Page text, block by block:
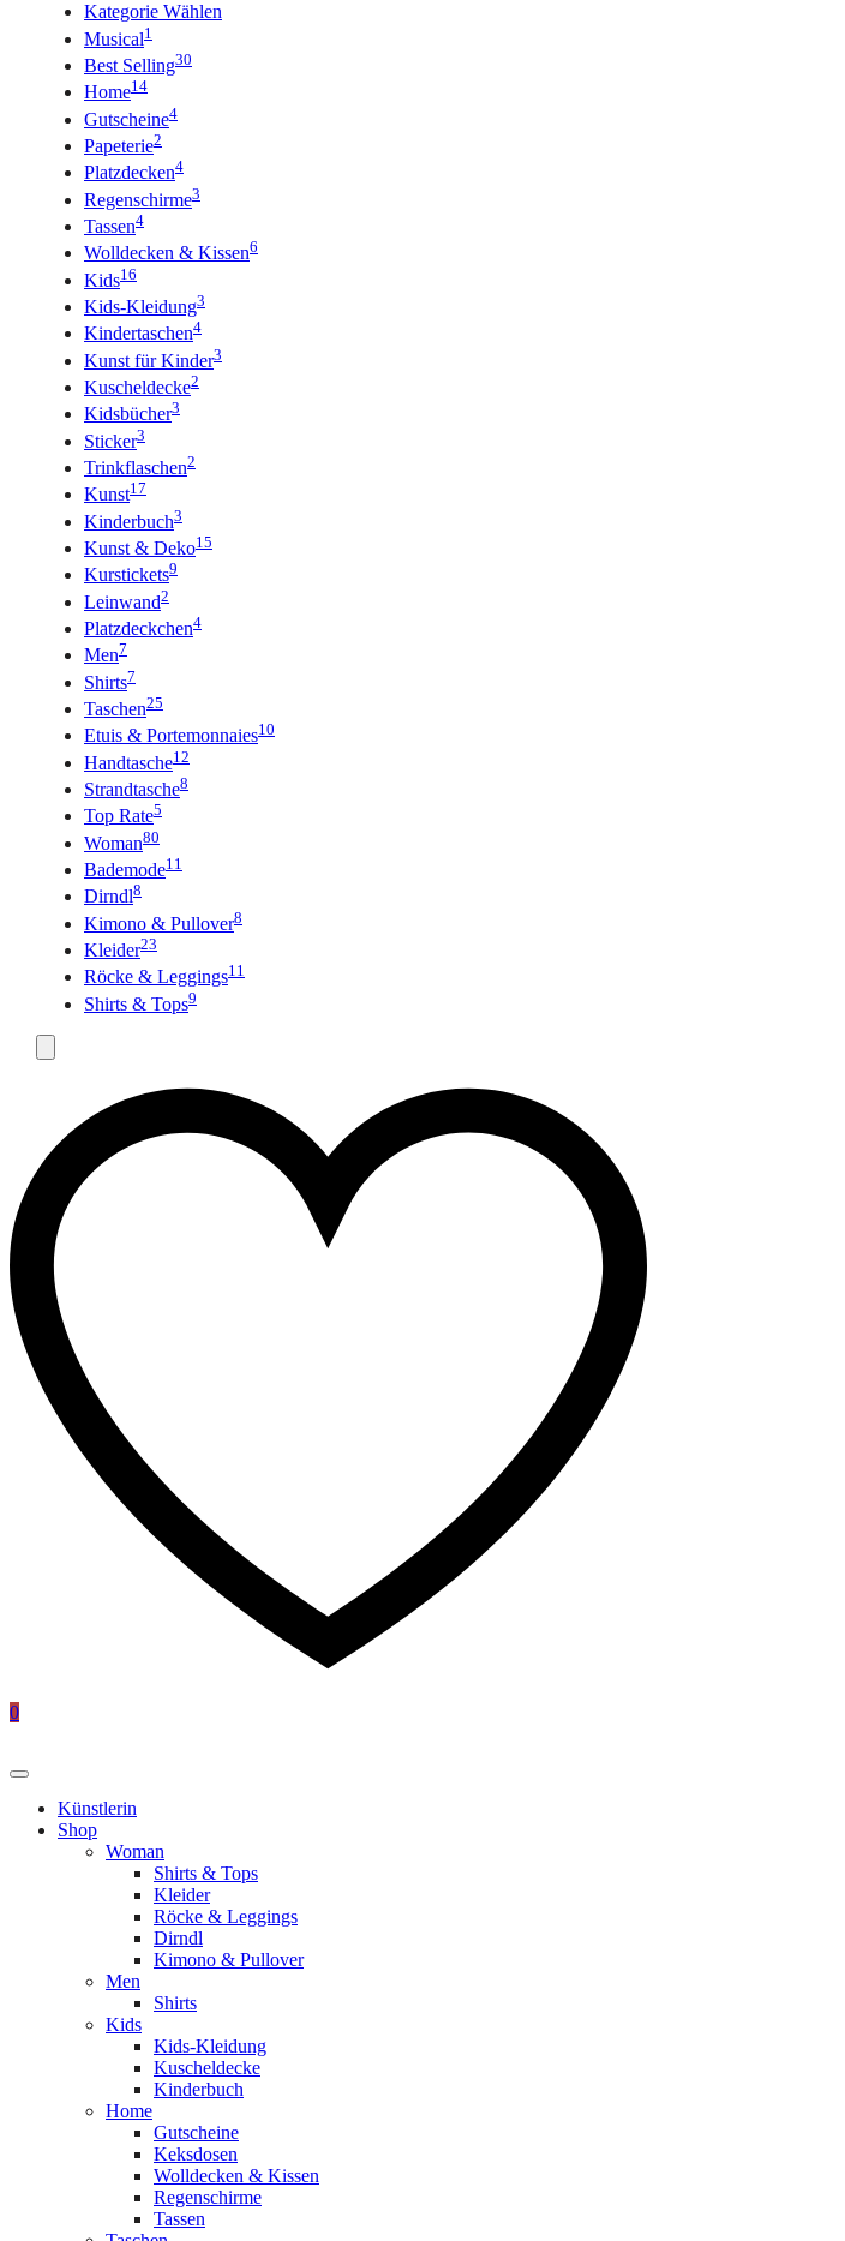
Kategorie Wählen
Musical1
Best Selling30
Home14
Gutscheine4
Papeterie2
Platzdecken4
Regenschirme3
Tassen4
Wolldecken & Kissen6
Kids16
Kids-Kleidung3
Kindertaschen4
Kunst für Kinder3
Kuscheldecke2
Kidsbücher3
Sticker3
Trinkflaschen2
Kunst17
Kinderbuch3
Kunst & Deko15
Kurstickets9
Leinwand2
Platzdeckchen4
Men7
Shirts7
Taschen25
Etuis & Portemonnaies10
Handtasche12
Strandtasche8
Top Rate5
Woman80
Bademode11
Dirndl8
Kimono & Pullover8
Kleider23
Röcke & Leggings11
Shirts & Tops9
0
Künstlerin
Shop
Woman
Shirts & Tops
Kleider
Röcke & Leggings
Dirndl
Kimono & Pullover
Men
Shirts
Kids
Kids-Kleidung
Kuscheldecke
Kinderbuch
Home
Gutscheine
Keksdosen
Wolldecken & Kissen
Regenschirme
Tassen